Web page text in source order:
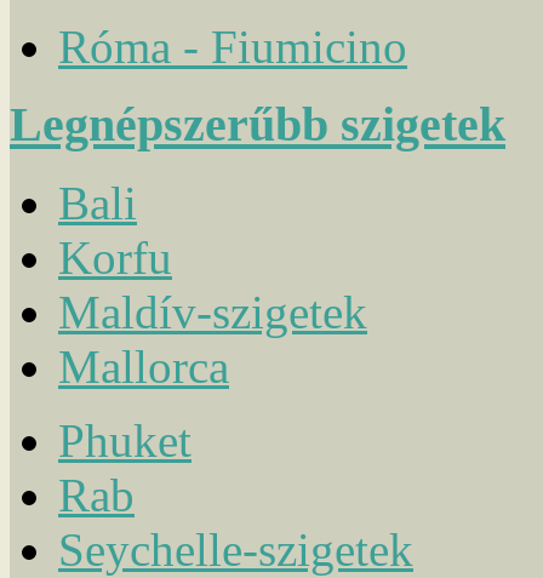
Róma - Fiumicino
Legnépszerűbb szigetek
Bali
Korfu
Maldív-szigetek
Mallorca
Phuket
Rab
Seychelle-szigetek